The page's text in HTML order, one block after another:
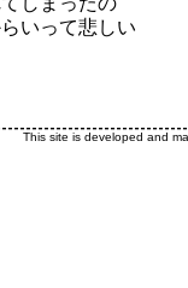
いって悲しい
This site is developed and